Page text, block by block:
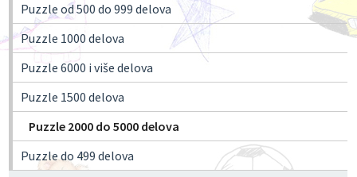
Puzzle od 500 do 999 delova
Puzzle 1000 delova
Puzzle 6000 i više delova
Puzzle 1500 delova
Puzzle 2000 do 5000 delova
Puzzle do 499 delova